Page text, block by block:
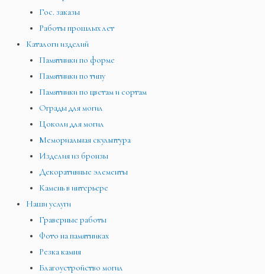
Гос. заказы
Работы прошлых лет
Каталоги изделий
Памятники по форме
Памятники по типу
Памятники по цветам и сортам
Ограды для могил
Цоколи для могил
Мемориальная скульптура
Изделия из бронзы
Декоративные элементы
Камень в интерьере
Наши услуги
Граверные работы
Фото на памятниках
Резка камня
Благоустройство могил